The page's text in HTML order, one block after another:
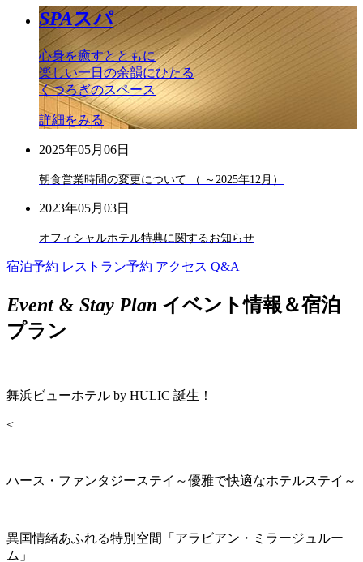
SPAスパ
心身を癒すとともに
楽しい一日の余韻にひたる
くつろぎのスペース
詳細をみる
2025年05月06日
朝食営業時間の変更について （ ～2025年12月）
2023年05月03日
オフィシャルホテル特典に関するお知らせ
宿泊予約 レストラン予約 アクセス Q&A
Event& Stay Plan イベント情報＆宿泊
プラン
舞浜ビューホテル by HULIC 誕生！
<
ハース・ファンタジーステイ～優雅で快適なホテルステイ～
異国情緒あふれる特別空間「アラビアン・ミラージュルー
ム」